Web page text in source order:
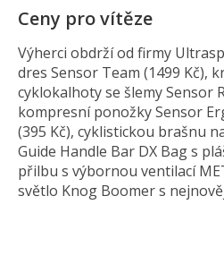
Ceny pro vítěze
Výherci obdrží od firmy
dres Sensor Team (1499 Kč),
cyklokalhoty se šlemy Sensor
kompresní ponožky Sensor
(395 Kč), cyklistickou brašnu
Guide Handle Bar DX Bag s
přilbu s výbornou ventilací
světlo Knog Boomer s